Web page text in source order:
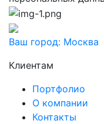
Ваш город: Москва
Клиентам
Портфолио
О компании
Контакты